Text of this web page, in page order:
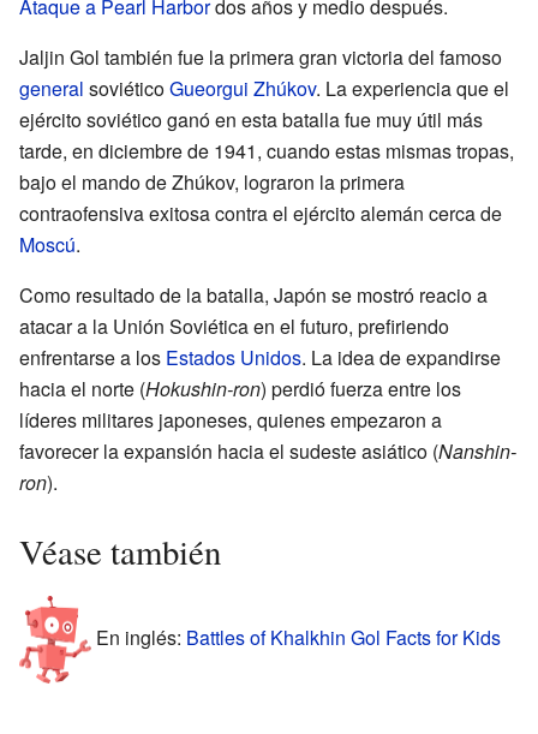
Ataque a Pearl Harbordos años y medio después.
Jaljin Gol también fue la primera gran victoria del famoso
general soviéticoGueorgui Zhúkov. La experiencia que el
ejército soviético ganó en esta batalla fue muy útil más
tarde, en diciembre de 1941, cuando estas mismas tropas,
bajo el mando de Zhúkov, lograron la primera
contraofensiva exitosa contra el ejército alemán cerca de
Moscú.
Como resultado de la batalla, Japón se mostró reacio a
atacar a la Unión Soviética en el futuro, prefiriendo
enfrentarse a los Estados Unidos. La idea de expandirse
hacia el norte (Hokushin-ron) perdió fuerza entre los
líderes militares japoneses, quienes empezaron a
favorecer la expansión hacia el sudeste asiático (Nanshin-
ron).
Véase también
En inglés: Battles of Khalkhin Gol Facts for Kids